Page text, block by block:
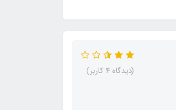
(دیدگاه 4 کاربر)